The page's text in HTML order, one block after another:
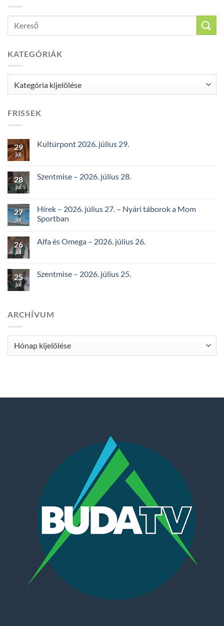
KATEGÓRIÁK
FRISSEK
29
júl
Kultúrpont 2026. július 29.
28
júl
Szentmise – 2026. július 28.
27
júl
Hírek – 2026. július 27. – Nyári táborok a Mom
Sportban
26
júl
Alfa és Omega – 2026. július 26.
25
júl
Szentmise – 2026. július 25.
ARCHÍVUM
Archívum